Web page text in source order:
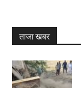
ताजा खबर